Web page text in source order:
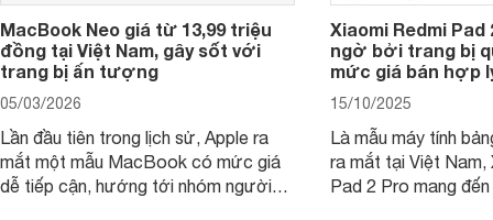
MacBook Neo giá từ 13,99 triệu
đồng tại Việt Nam, gây sốt với
trang bị ấn tượng
05/03/2026
Lần đầu tiên trong lịch sử, Apple ra
mắt một mẫu MacBook có mức giá
dễ tiếp cận, hướng tới nhóm người
Xiaomi Redmi Pad
ngờ bởi trang bị
mức giá bán hợp
15/10/2025
Là mẫu máy tính
ra mắt tại Việt Nam,
Pad 2 Pro mang